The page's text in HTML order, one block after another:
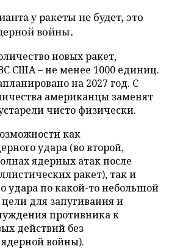
у ракеты не будет, это
войны.
новых ракет,
США – не менее 1000 единиц.
на 2027 год. С
американцы заменят
чисто физически.
как
удара (во второй,
ядерных атак после
ракет), так и
удара по какой-то небольшой
для запугивания и
противника к
действий без
войны).